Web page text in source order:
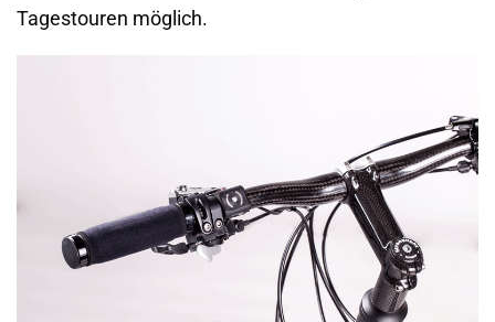
Tagestouren möglich.